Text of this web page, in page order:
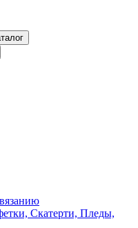
Скатерти, Пледы,